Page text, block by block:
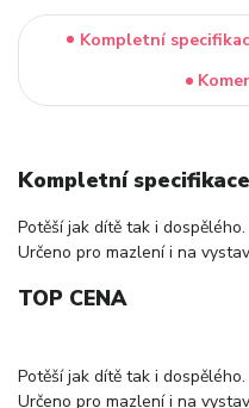
Kompletní
Kompletní specifikace
Potěší jak dítě tak i dospělého.
Určeno pro mazlení i na
TOP CENA
Potěší jak dítě tak i dospělého.
Určeno pro mazlení i na